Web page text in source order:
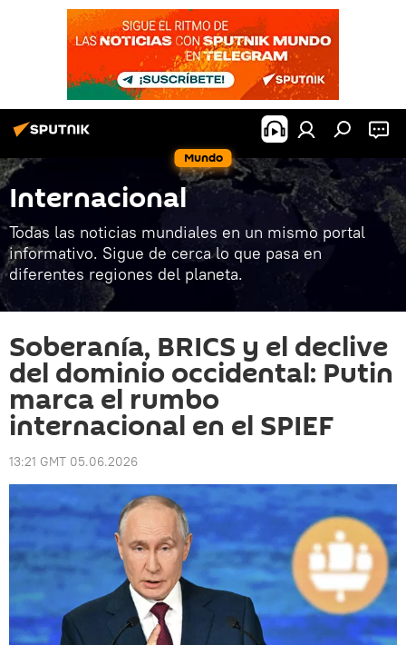
Mundo
Internacional
Todas las noticias mundiales en un mismo portal
informativo. Sigue de cerca lo que pasa en
diferentes regiones del planeta.
Soberanía, BRICS y el declive
del dominio occidental: Putin
marca el rumbo
internacional en el SPIEF
13:21 GMT 05.06.2026